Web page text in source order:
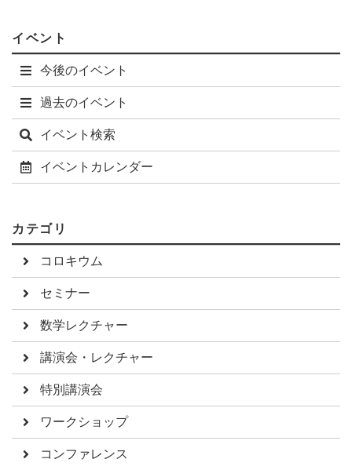
イベント
今後のイベント
過去のイベント
イベント検索
イベントカレンダー
カテゴリ
コロキウム
セミナー
数学レクチャー
講演会・レクチャー
特別講演会
ワークショップ
コンファレンス